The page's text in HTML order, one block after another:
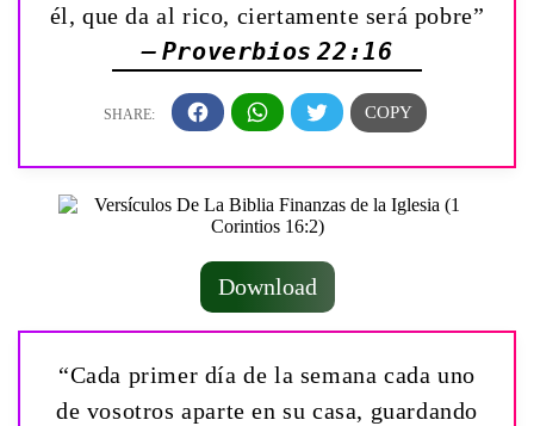
él, que da al rico, ciertamente será pobre”
— Proverbios 22:16
Download
“Cada primer día de la semana cada uno
de vosotros aparte en su casa, guardando